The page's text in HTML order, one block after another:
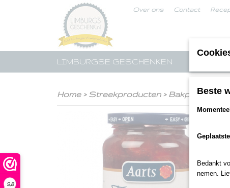
9,8
Over ons Contact
LIMBURGSE GESCHENKEN
Home> Streekproducten> Bakproducten
Beste
Bedankt
nemen.